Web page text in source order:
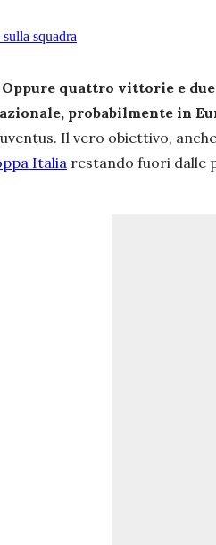
squadra
quattro vittorie e due
probabilmente in
Il vero obiettivo,
Italia restando fuori dalle